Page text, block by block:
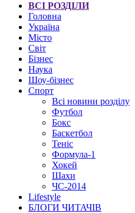
ВСІ РОЗДІЛИ
Головна
Україна
Місто
Світ
Бізнес
Наука
Шоу-бізнес
Спорт
Всі новини розділу
Футбол
Бокс
Баскетбол
Теніс
Формула-1
Хокей
Шахи
ЧС-2014
Lifestyle
БЛОГИ ЧИТАЧІВ